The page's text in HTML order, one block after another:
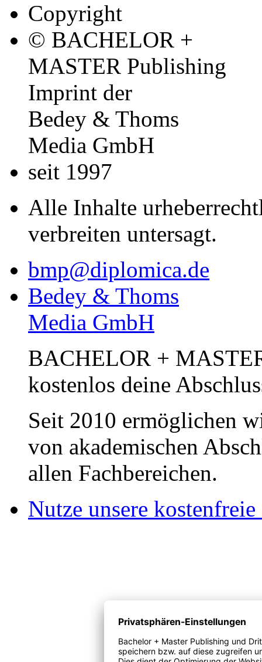
Copyright
© BACHELOR +
MASTER Publishing
Imprint der
Bedey & Thoms
Media GmbH
seit 1997
Alle Inhalte
verbreiten untersagt.
bmp@diplomica.de
Bedey & Thoms
Media GmbH
BACHELOR +
kostenlos deine
Seit 2010 ermöglichen
von akademischen
allen Fachbereichen.
Nutze unsere